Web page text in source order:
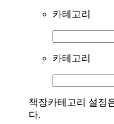
카테고리
카테고리
책장카테고리 설정
다.